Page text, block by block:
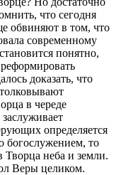
что сегодня
обвиняют в том, что
современному
понятно,
доказать, что
в череде
определяется
богослужением, то
Творца неба и земли.
Веры целиком.